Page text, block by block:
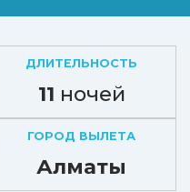
ДЛИТЕЛЬНОСТЬ
11 ночей
ГОРОД ВЫЛЕТА
Алматы